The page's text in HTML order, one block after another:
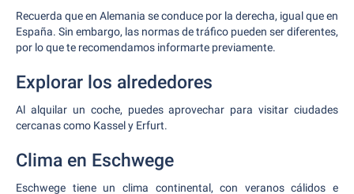
Recuerda que en Alemania se conduce por la derecha, igual que en
España. Sin embargo, las normas de tráfico pueden ser diferentes,
por lo que te recomendamos informarte previamente.
Explorar los alrededores
Al alquilar un coche, puedes aprovechar para visitar ciudades
cercanas como Kassel y Erfurt.
Clima en Eschwege
Eschwege tiene un clima continental, con veranos cálidos e